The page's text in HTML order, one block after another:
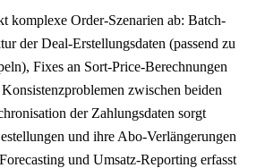
komplexe Order-Szenarien ab: Batch-
der Deal-Erstellungsdaten (passend zu
Fixes an Sort-Price-Berechnungen
zwischen beiden
der Zahlungsdaten sorgt
und ihre Abo-Verlängerungen
und Umsatz-Reporting erfasst